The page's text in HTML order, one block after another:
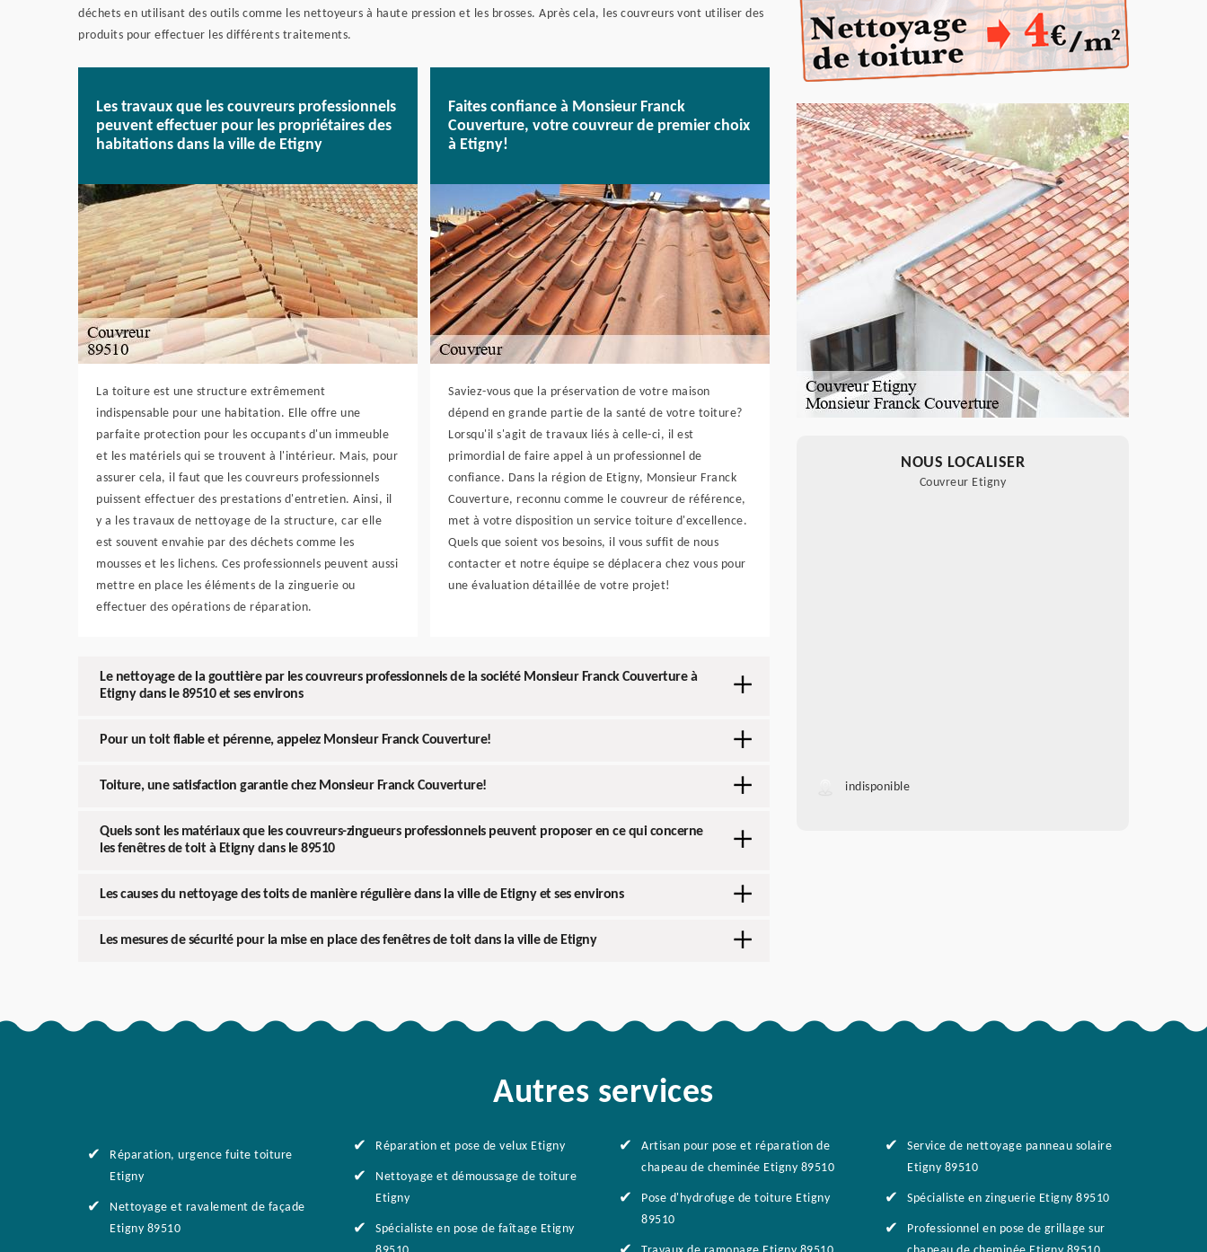
déchets en utilisant des outils comme les nettoyeurs à haute pression et les brosses. Après cela, les couvreurs vont utiliser des
produits pour effectuer les différents traitements.
Les travaux que les couvreurs professionnels
peuvent effectuer pour les propriétaires des
habitations dans la ville de Etigny
La toiture est une structure extrêmement
indispensable pour une habitation. Elle offre une
parfaite protection pour les occupants d'un immeuble
et les matériels qui se trouvent à l'intérieur. Mais, pour
assurer cela, il faut que les couvreurs professionnels
puissent effectuer des prestations d'entretien. Ainsi, il
y a les travaux de nettoyage de la structure, car elle
est souvent envahie par des déchets comme les
mousses et les lichens. Ces professionnels peuvent aussi
mettre en place les éléments de la zinguerie ou
effectuer des opérations de réparation.
Faites confiance à Monsieur Franck
Couverture, votre couvreur de premier choix
à Etigny!
Saviez-vous que la préservation de votre maison
dépend en grande partie de la santé de votre toiture?
Lorsqu'il s'agit de travaux liés à celle-ci, il est
primordial de faire appel à un professionnel de
confiance. Dans la région de Etigny, Monsieur Franck
Couverture, reconnu comme le couvreur de référence,
met à votre disposition un service toiture d'excellence.
Quels que soient vos besoins, il vous suffit de nous
contacter et notre équipe se déplacera chez vous pour
une évaluation détaillée de votre projet!
Le nettoyage de la gouttière par les couvreurs professionnels de la société Monsieur Franck Couverture à
Etigny dans le 89510 et ses environs
Pour un toit fiable et pérenne, appelez Monsieur Franck Couverture!
Toiture, une satisfaction garantie chez Monsieur Franck Couverture!
Quels sont les matériaux que les couvreurs-zingueurs professionnels peuvent proposer en ce qui concerne
les fenêtres de toit à Etigny dans le 89510
Les causes du nettoyage des toits de manière régulière dans la ville de Etigny et ses environs
Les mesures de sécurité pour la mise en place des fenêtres de toit dans la ville de Etigny
NOUS LOCALISER
Couvreur Etigny
indisponible
Autres services
Réparation, urgence fuite toiture
Etigny
Nettoyage et ravalement de façade
Etigny 89510
Réparation et pose de velux Etigny
Nettoyage et démoussage de toiture
Etigny
Spécialiste en pose de faîtage Etigny
Artisan pour pose et réparation de
chapeau de cheminée Etigny 89510
Pose d'hydrofuge de toiture Etigny
89510
Service de nettoyage panneau solaire
Etigny 89510
Spécialiste en zinguerie Etigny 89510
Professionnel en pose de grillage sur